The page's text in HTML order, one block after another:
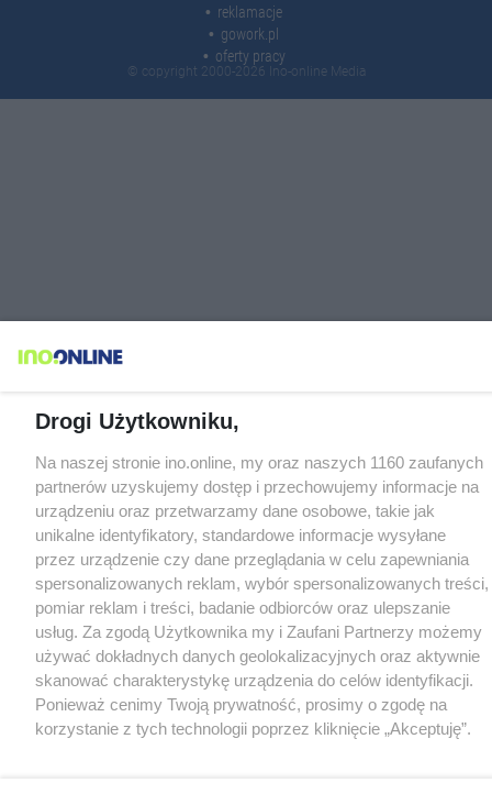
reklamacje
gowork.pl
oferty pracy
© copyright 2000-2026 Ino-online Media
Drogi Użytkowniku,
Na naszej stronie ino.online, my oraz naszych 1160 zaufanych
partnerów uzyskujemy dostęp i przechowujemy informacje na
urządzeniu oraz przetwarzamy dane osobowe, takie jak
unikalne identyfikatory, standardowe informacje wysyłane
przez urządzenie czy dane przeglądania w celu zapewniania
spersonalizowanych reklam, wybór spersonalizowanych treści,
pomiar reklam i treści, badanie odbiorców oraz ulepszanie
usług. Za zgodą Użytkownika my i Zaufani Partnerzy możemy
używać dokładnych danych geolokalizacyjnych oraz aktywnie
skanować charakterystykę urządzenia do celów identyfikacji.
Ponieważ cenimy Twoją prywatność, prosimy o zgodę na
korzystanie z tych technologii poprzez kliknięcie „Akceptuję”.